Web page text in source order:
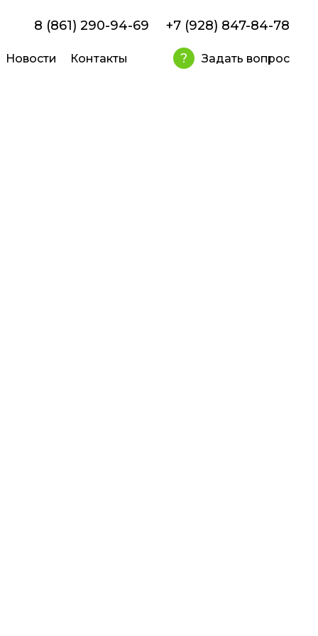
8 (861) 290-94-69 +7 (928) 847-84-78
Новости Контакты ? Задать вопрос